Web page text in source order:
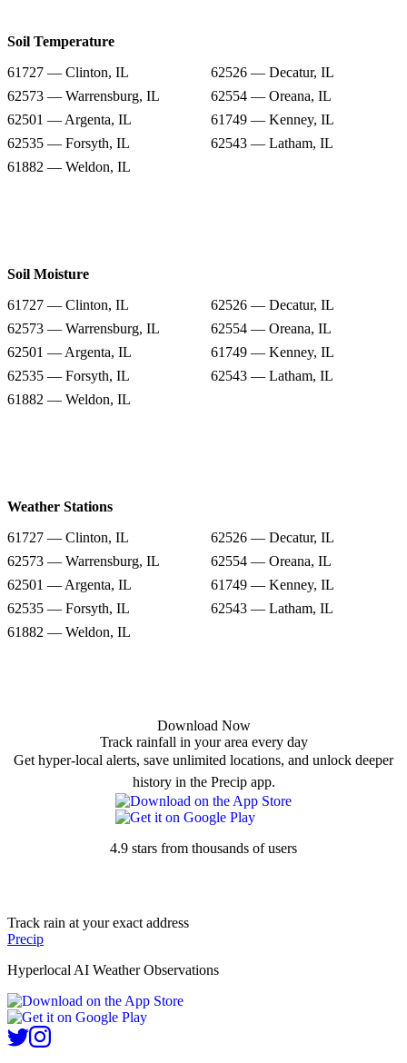
Soil Temperature
61727 — Clinton, IL
62526 — Decatur, IL
62573 — Warrensburg, IL
62554 — Oreana, IL
62501 — Argenta, IL
61749 — Kenney, IL
62535 — Forsyth, IL
62543 — Latham, IL
61882 — Weldon, IL
Soil Moisture
61727 — Clinton, IL
62526 — Decatur, IL
62573 — Warrensburg, IL
62554 — Oreana, IL
62501 — Argenta, IL
61749 — Kenney, IL
62535 — Forsyth, IL
62543 — Latham, IL
61882 — Weldon, IL
Weather Stations
61727 — Clinton, IL
62526 — Decatur, IL
62573 — Warrensburg, IL
62554 — Oreana, IL
62501 — Argenta, IL
61749 — Kenney, IL
62535 — Forsyth, IL
62543 — Latham, IL
61882 — Weldon, IL
Download Now
Track rainfall in your area every day
Get hyper-local alerts, save unlimited locations, and unlock deeper
history in the Precip app.
4.9 stars from thousands of users
Track rain at your exact address
Precip
Hyperlocal AI Weather Observations